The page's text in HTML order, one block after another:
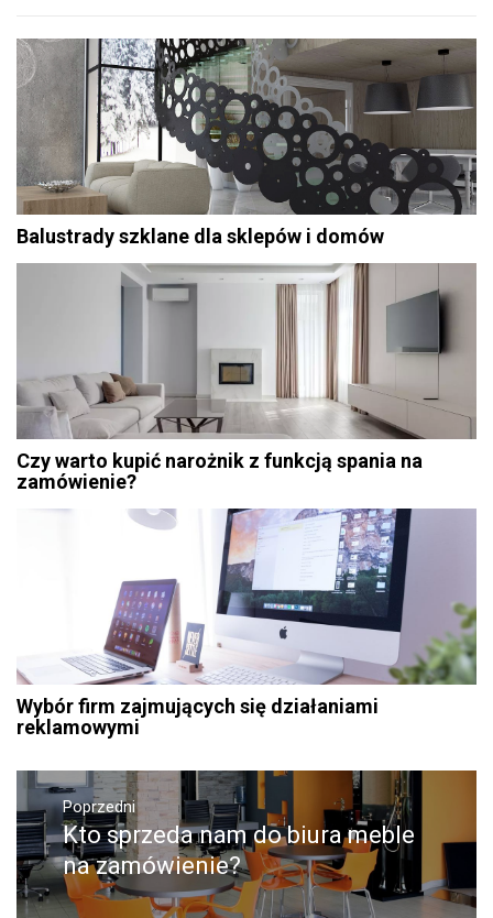
Balustrady szklane dla sklepów i domów
Czy warto kupić narożnik z funkcją spania na
zamówienie?
Wybór firm zajmujących się działaniami
reklamowymi
Nawigacja
wpisu
Poprzedni
Poprzedni
wpis:
Kto sprzeda nam do biura meble
na zamówienie?